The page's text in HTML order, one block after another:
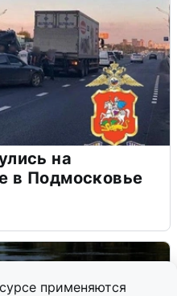
применяются
на
в Подмосковье